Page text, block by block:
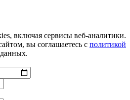
включая сервисы веб-аналитики.
вы соглашаетесь с политикой